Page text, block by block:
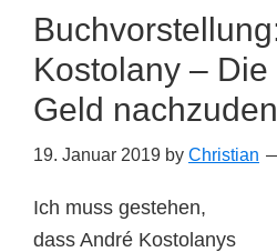
Wall
Street
Kostolany –
Geld
19. Januar 2019 by Christian
Ich muss gestehen,
dass André Kostolanys